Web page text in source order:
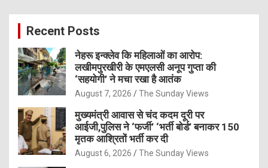
c
Recent Posts
नेहरू इन्क्लेव कि महिलाओं का आरोप:
लखीमपुरखीरी के एमएलसी अनूप गुप्ता की
‘सहयोगी’ ने मचा रखा है आतंक
August 7, 2026 The Sunday Views
मुख्यमंत्री आवास से चंद कदम दूरी पर
आईजी,पुलिस ने ‘फर्जी’ ‘भर्ती बोर्ड’ बनाकर 150
मृतक आश्रितों भर्ती कर दी
August 6, 2026 The Sunday Views